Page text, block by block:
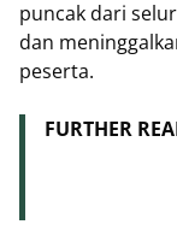
puncak dari
dan
peserta.
FURTHER